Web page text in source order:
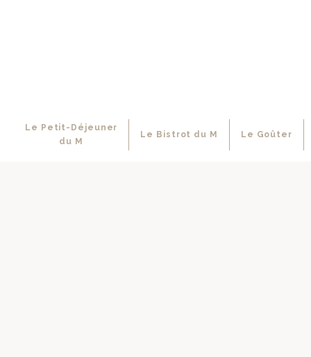
Le Petit-Déjeuner
du M
Le Bistrot du M Le Goûter